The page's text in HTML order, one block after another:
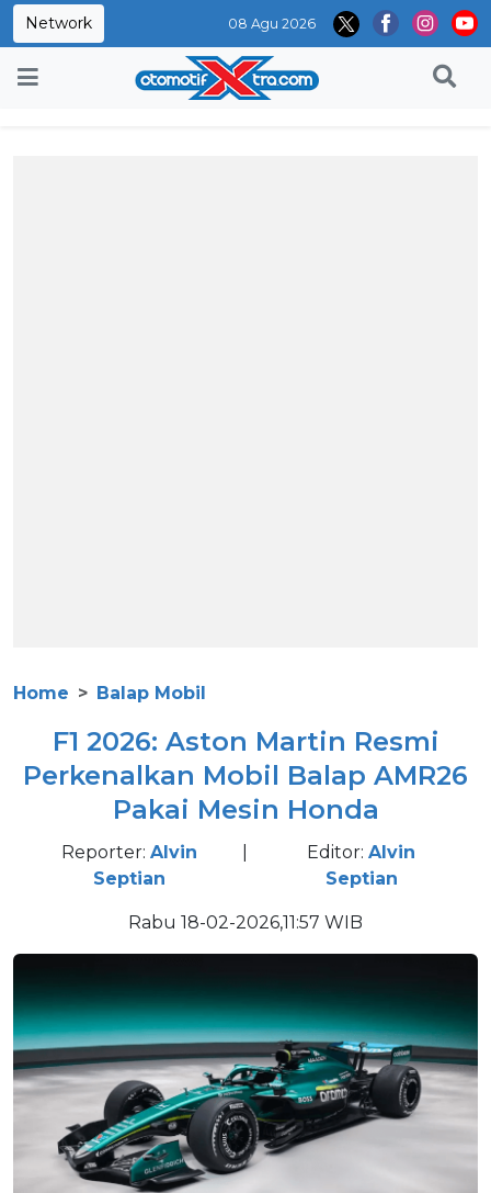
Network 08 Agu 2026
Home Balap Mobil
F1 2026: Aston Martin Resmi
Perkenalkan Mobil Balap AMR26
Pakai Mesin Honda
Reporter: Alvin
Septian
Editor:Alvin
Septian
Rabu 18-02-2026,11:57 WIB